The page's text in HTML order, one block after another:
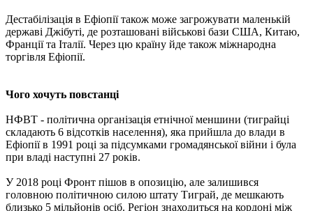
Дестабілізація в Ефіопії також може загрожувати маленькій
державі Джібуті, де розташовані військові бази США, Китаю,
Франції та Італії. Через цю країну йде також міжнародна
торгівля Ефіопії.
Чого хочуть повстанці
НФВТ - політична організація етнічної меншини (тиграйці
складають 6 відсотків населення), яка прийшла до влади в
Ефіопії в 1991 році за підсумками громадянської війни і була
при владі наступні 27 років.
У 2018 році Фронт пішов в опозицію, але залишився
головною політичною силою штату Тиграй, де мешкають
близько 5 мільйонів осіб. Регіон знаходиться на кордоні між